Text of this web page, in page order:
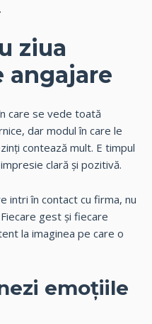
ziua
angajare
care se vede toată
dar modul în care le
contează mult. E timpul
clară și pozitivă.
intri în contact cu firma, nu
gest și fiecare
la imaginea pe care o
emoțiile